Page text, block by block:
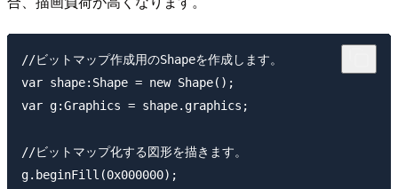
//ビットマップ作成用のShapeを作成します。
var shape:Shape = new Shape();
var g:Graphics = shape.graphics;
//ビットマップ化する図形を描きます。
g.beginFill(0x000000);